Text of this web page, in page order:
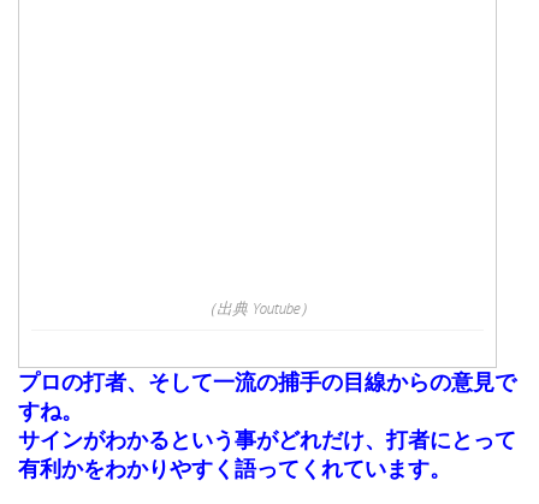
（出典 Youtube）
プロの打者、そして一流の捕手の目線からの意見で
すね。
サインがわかるという事がどれだけ、打者にとって
有利かをわかりやすく語ってくれています。